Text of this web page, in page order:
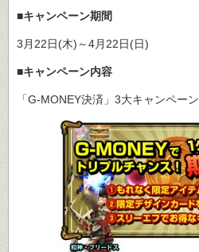
■キャンペーン期間
3月22日(木)～4月22日(日)
■キャンペーン内容
「G-MONEY決済」3大キャンペーン